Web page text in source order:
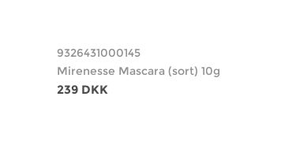
9326431000145
Mirenesse Mascara (sort) 10g
239 DKK